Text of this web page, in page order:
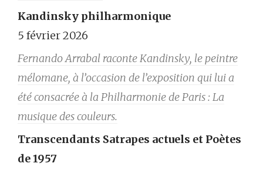
Kandinsky philharmonique
5 février 2026
Fernando Arrabal raconte Kandinsky, le peintre
mélomane, à l’occasion de l’exposition qui lui a
été consacrée à la Philharmonie de Paris : La
musique des couleurs.
Transcendants Satrapes actuels et Poètes
de 1957